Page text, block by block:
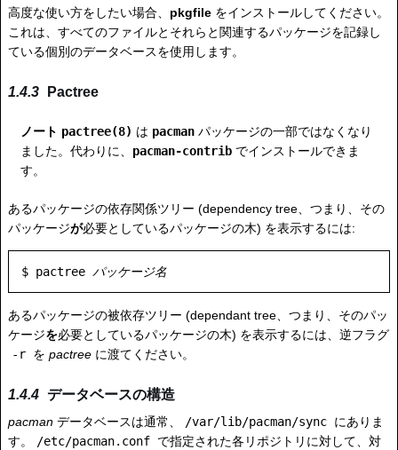
高度な使い方をしたい場合、 pkgfile をインストールしてください。
これは、すべてのファイルとそれらと関連するパッケージを記録し
ている個別のデータベースを使用します。
Pactree
ノート pactree(8) は pacman パッケージの一部ではなくなり
ました。代わりに、 pacman-contrib でインストールできま
す。
あるパッケージの依存関係ツリー (dependency tree、つまり、その
パッケージが必要としているパッケージの木) を表示するには:
$ pactree パッケージ名
あるパッケージの被依存ツリー (dependant tree、つまり、そのパッ
ケージを必要としているパッケージの木) を表示するには、逆フラグ
-r をpactree に渡てください。
データベースの構造
pacman データベースは通常、 /var/lib/pacman/sync にありま
す。
/etc/pacman.conf で指定された各リポジトリに対して、対